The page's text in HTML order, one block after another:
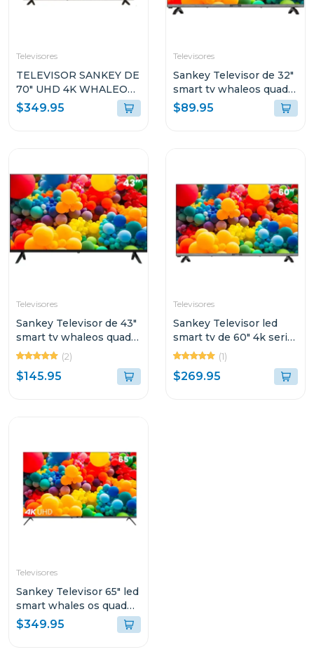
Televisores
TELEVISOR SANKEY DE
70" UHD 4K WHALEOS
DVB T1 T2 CLED70SDL
$349.95
Televisores
Sankey Televisor de 32"
smart tv whaleos quad
core CLED32SDL
$89.95
Televisores
Sankey Televisor de 43"
smart tv whaleos quad
core
(2)
$145.95
Televisores
Sankey Televisor led
smart tv de 60" 4k serie
sdl7 whale os
(1)
$269.95
Televisores
Sankey Televisor 65" led
smart whales os quad
core 65sl1
$349.95